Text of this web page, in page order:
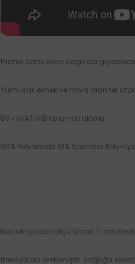
Pilates Dans veya Yoga’da
Yumuşak esnek ve hava alan ter
50+UVA/UVB koruma faktörü
90% Polyamide 10% Spandex Poly-
Bacak içinden ölçü Small 71 cm
Brezilya’da üretilmiştir. Sağlığa